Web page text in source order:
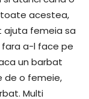
acestea,
ajuta femeia sa
a-l face pe
un barbat
de o femeie,
Multi